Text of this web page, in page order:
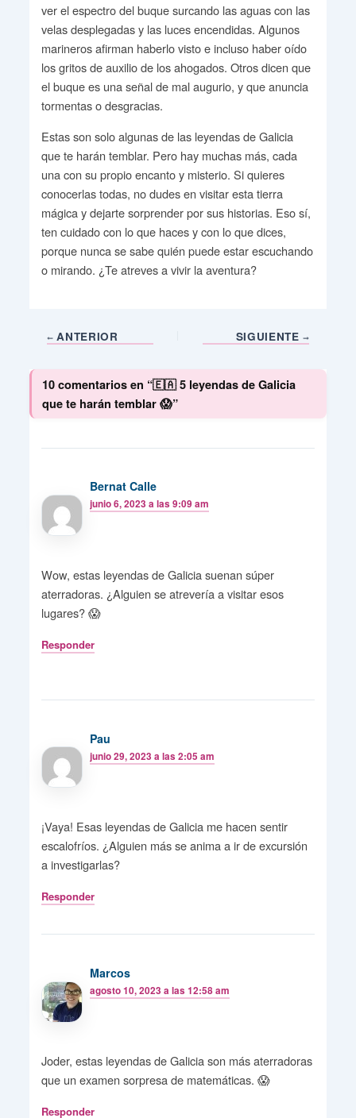
ver el espectro del buque surcando las aguas con las
velas desplegadas y las luces encendidas. Algunos
marineros afirman haberlo visto e incluso haber oído
los gritos de auxilio de los ahogados. Otros dicen que
el buque es una señal de mal augurio, y que anuncia
tormentas o desgracias.
Estas son solo algunas de las leyendas de Galicia
que te harán temblar. Pero hay muchas más, cada
una con su propio encanto y misterio. Si quieres
conocerlas todas, no dudes en visitar esta tierra
mágica y dejarte sorprender por sus historias. Eso sí,
ten cuidado con lo que haces y con lo que dices,
porque nunca se sabe quién puede estar escuchando
o mirando. ¿Te atreves a vivir la aventura?
ANTERIOR SIGUIENTE
10 comentarios en “🇪🇦 5 leyendas de Galicia
que te harán temblar 😱”
Bernat Calle
junio 6, 2023 a las 9:09 am
Wow, estas leyendas de Galicia suenan súper
aterradoras. ¿Alguien se atrevería a visitar esos
lugares? 😱
Responder
Pau
junio 29, 2023 a las 2:05 am
¡Vaya! Esas leyendas de Galicia me hacen sentir
escalofríos. ¿Alguien más se anima a ir de excursión
a investigarlas?
Responder
Marcos
agosto 10, 2023 a las 12:58 am
Joder, estas leyendas de Galicia son más aterradoras
que un examen sorpresa de matemáticas. 😱
Responder